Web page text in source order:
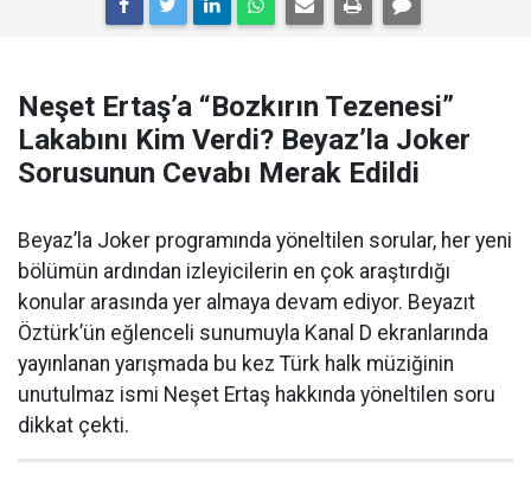
Neşet Ertaş’a “Bozkırın Tezenesi”
Lakabını Kim Verdi? Beyaz’la Joker
Sorusunun Cevabı Merak Edildi
Beyaz’la Joker programında yöneltilen sorular, her yeni
bölümün ardından izleyicilerin en çok araştırdığı
konular arasında yer almaya devam ediyor. Beyazıt
Öztürk’ün eğlenceli sunumuyla Kanal D ekranlarında
yayınlanan yarışmada bu kez Türk halk müziğinin
unutulmaz ismi Neşet Ertaş hakkında yöneltilen soru
dikkat çekti.